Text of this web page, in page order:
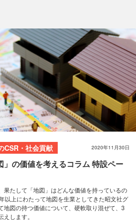
CSR・社会貢献 2020年11月30日
」の価値を考えるコラム 特設ペー
果たして「地図」はどんな価値を持っているの
以上にわたって地図を生業としてきた昭文社グ
地図の持つ価値について、硬軟取り混ぜて、3
します。